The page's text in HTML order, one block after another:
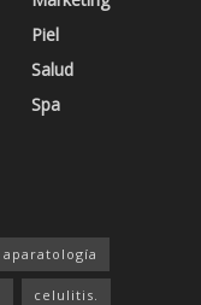
Piel
Salud
Spa
aparatología
celulitis.